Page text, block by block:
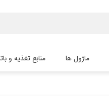
ماژول ها منابع تغذیه و